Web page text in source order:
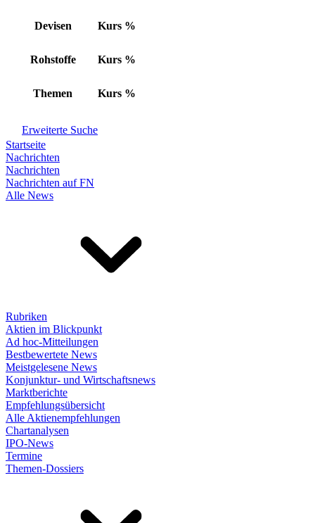
Devisen Kurs %
Rohstoffe Kurs %
Themen Kurs %
Erweiterte Suche
Startseite
Nachrichten
Nachrichten
Nachrichten auf FN
Alle News
Rubriken
Aktien im Blickpunkt
Ad hoc-Mitteilungen
Bestbewertete News
Meistgelesene News
Konjunktur- und Wirtschaftsnews
Marktberichte
Empfehlungsübersicht
Alle Aktienempfehlungen
Chartanalysen
IPO-News
Termine
Themen-Dossiers